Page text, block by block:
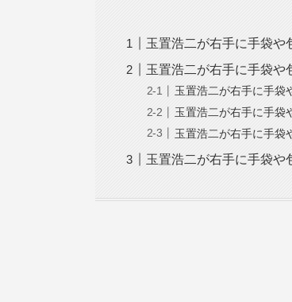
玉置浩二が右手に手袋や
玉置浩二が右手に手袋や
玉置浩二が右手に手袋
玉置浩二が右手に手袋
玉置浩二が右手に手袋
玉置浩二が右手に手袋や